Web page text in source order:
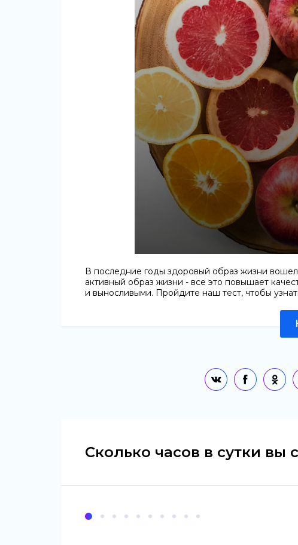
В последние годы здоровый образ жизни
активный образ жизни - все это повышает
и выносливыми. Пройдите наш тест, чтобы
Сколько часов в сутки вы